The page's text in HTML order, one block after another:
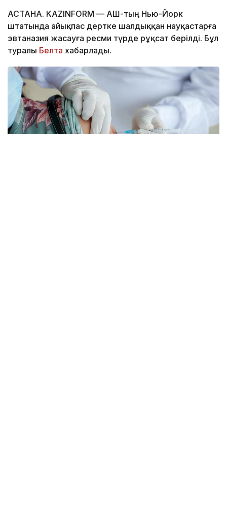
АСТАНА. KAZINFORM — АҚШ-тың Нью-Йорк
штатында айықпас дертке шалдыққан науқастарға
эвтаназия жасауға ресми түрде рұқсат берілді. Бұл
туралы Белта хабарлады.